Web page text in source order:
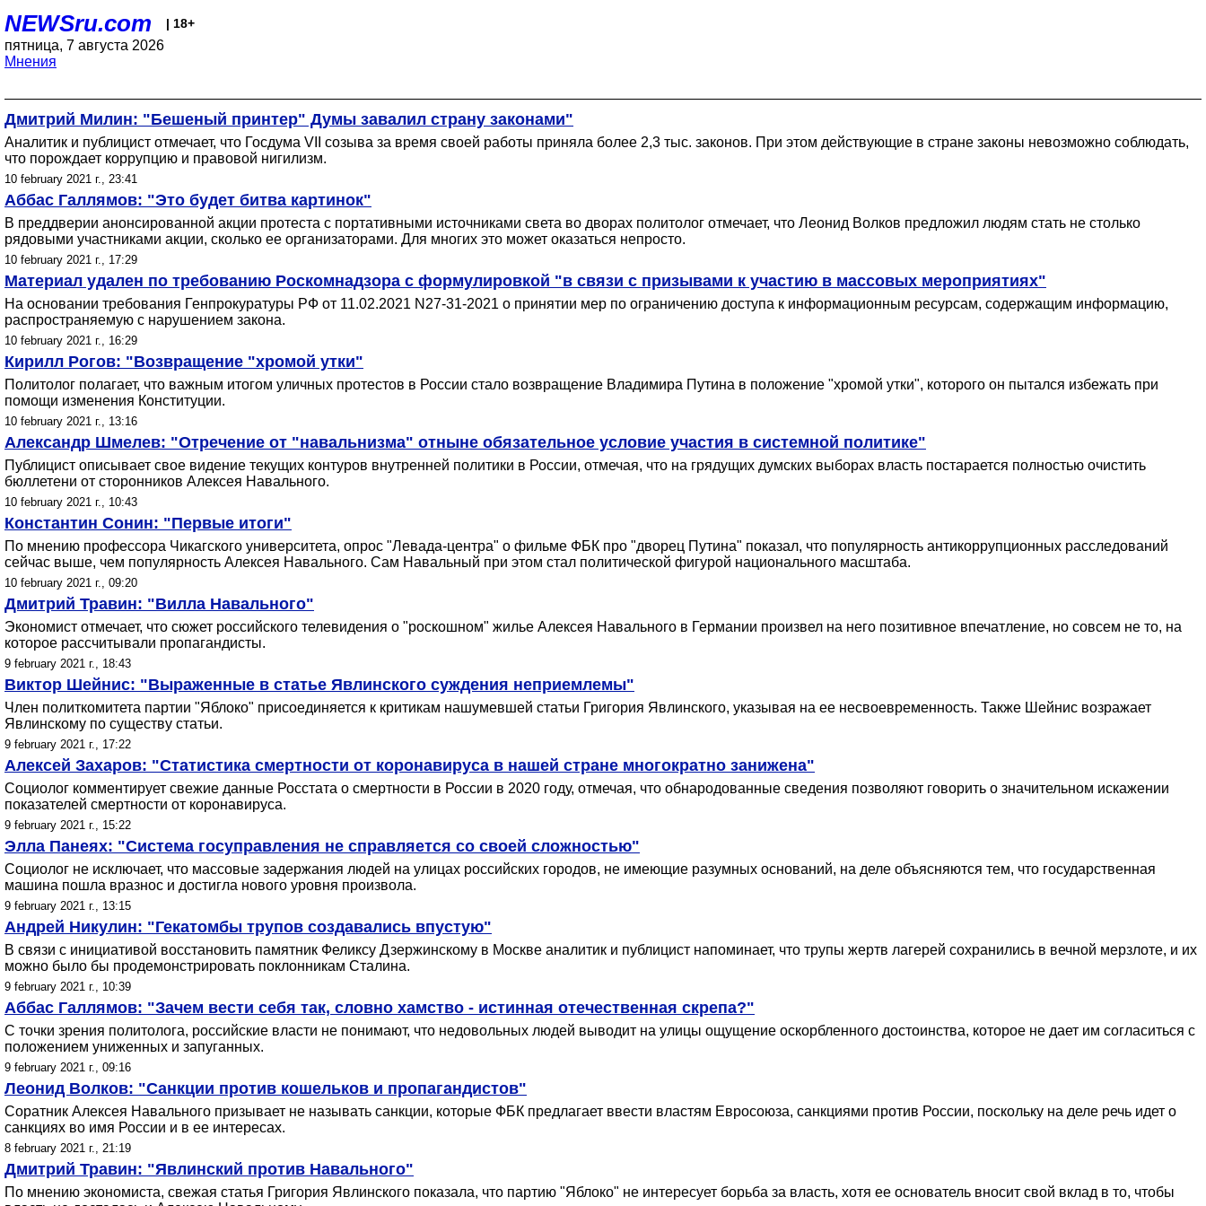
NEWSru.com | 18+
пятница, 7 августа 2026
Мнения
Дмитрий Милин: "Бешеный принтер" Думы завалил страну законами"
Аналитик и публицист отмечает, что Госдума VII созыва за время своей работы приняла более 2,3 тыс. законов. При этом действующие в стране законы невозможно соблюдать,
что порождает коррупцию и правовой нигилизм.
10 february 2021 г., 23:41
Аббас Галлямов: "Это будет битва картинок"
В преддверии анонсированной акции протеста с портативными источниками света во дворах политолог отмечает, что Леонид Волков предложил людям стать не столько
рядовыми участниками акции, сколько ее организаторами. Для многих это может оказаться непросто.
10 february 2021 г., 17:29
Материал удален по требованию Роскомнадзора с формулировкой "в связи с призывами к участию в массовых мероприятиях"
На основании требования Генпрокуратуры РФ от 11.02.2021 N27-31-2021 о принятии мер по ограничению доступа к информационным ресурсам, содержащим информацию,
распространяемую с нарушением закона.
10 february 2021 г., 16:29
Кирилл Рогов: "Возвращение "хромой утки"
Политолог полагает, что важным итогом уличных протестов в России стало возвращение Владимира Путина в положение "хромой утки", которого он пытался избежать при
помощи изменения Конституции.
10 february 2021 г., 13:16
Александр Шмелев: "Отречение от "навальнизма" отныне обязательное условие участия в системной политике"
Публицист описывает свое видение текущих контуров внутренней политики в России, отмечая, что на грядущих думских выборах власть постарается полностью очистить
бюллетени от сторонников Алексея Навального.
10 february 2021 г., 10:43
Константин Сонин: "Первые итоги"
По мнению профессора Чикагского университета, опрос "Левада-центра" о фильме ФБК про "дворец Путина" показал, что популярность антикоррупционных расследований
сейчас выше, чем популярность Алексея Навального. Сам Навальный при этом стал политической фигурой национального масштаба.
10 february 2021 г., 09:20
Дмитрий Травин: "Вилла Навального"
Экономист отмечает, что сюжет российского телевидения о "роскошном" жилье Алексея Навального в Германии произвел на него позитивное впечатление, но совсем не то, на
которое рассчитывали пропагандисты.
9 february 2021 г., 18:43
Виктор Шейнис: "Выраженные в статье Явлинского суждения неприемлемы"
Член политкомитета партии "Яблоко" присоединяется к критикам нашумевшей статьи Григория Явлинского, указывая на ее несвоевременность. Также Шейнис возражает
Явлинскому по существу статьи.
9 february 2021 г., 17:22
Алексей Захаров: "Статистика смертности от коронавируса в нашей стране многократно занижена"
Социолог комментирует свежие данные Росстата о смертности в России в 2020 году, отмечая, что обнародованные сведения позволяют говорить о значительном искажении
показателей смертности от коронавируса.
9 february 2021 г., 15:22
Элла Панеях: "Система госуправления не справляется со своей сложностью"
Социолог не исключает, что массовые задержания людей на улицах российских городов, не имеющие разумных оснований, на деле объясняются тем, что государственная
машина пошла вразнос и достигла нового уровня произвола.
9 february 2021 г., 13:15
Андрей Никулин: "Гекатомбы трупов создавались впустую"
В связи с инициативой восстановить памятник Феликсу Дзержинскому в Москве аналитик и публицист напоминает, что трупы жертв лагерей сохранились в вечной мерзлоте, и их
можно было бы продемонстрировать поклонникам Сталина.
9 february 2021 г., 10:39
Аббас Галлямов: "Зачем вести себя так, словно хамство - истинная отечественная скрепа?"
С точки зрения политолога, российские власти не понимают, что недовольных людей выводит на улицы ощущение оскорбленного достоинства, которое не дает им согласиться с
положением униженных и запуганных.
9 february 2021 г., 09:16
Леонид Волков: "Санкции против кошельков и пропагандистов"
Соратник Алексея Навального призывает не называть санкции, которые ФБК предлагает ввести властям Евросоюза, санкциями против России, поскольку на деле речь идет о
санкциях во имя России и в ее интересах.
8 february 2021 г., 21:19
Дмитрий Травин: "Явлинский против Навального"
По мнению экономиста, свежая статья Григория Явлинского показала, что партию "Яблоко" не интересует борьба за власть, хотя ее основатель вносит свой вклад в то, чтобы